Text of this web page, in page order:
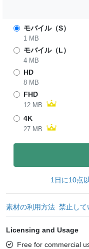
モバイル（S）
1 MB
モバイル（L）
4 MB
HD
8 MB
FHD
12 MB
4K
27 MB
1日に10点
素材の利用方法 禁止して
Licensing and Usage
Free for commercial